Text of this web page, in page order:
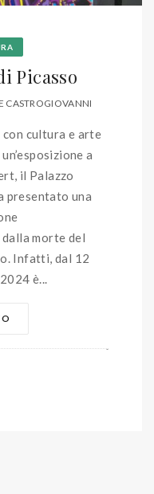
Picasso
CASTROGIOVANNI
cultura e arte
a
il Palazzo
presentato una
morte del
Infatti, dal 12
è...